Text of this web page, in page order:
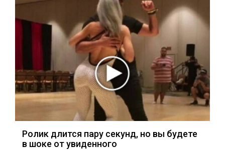
Ролик длится пару секунд, но вы будете
в шоке от увиденного